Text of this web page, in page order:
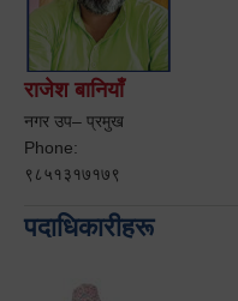
राजेश बानियाँ
नगर उप– प्रमुख
Phone:
९८५१३१७१७९
पदाधिकारीहरू